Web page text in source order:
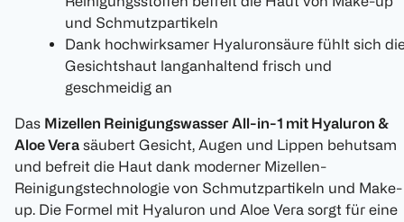
und Schmutzpartikeln
Dank hochwirksamer Hyaluronsäure fühlt sich
Gesichtshaut langanhaltend frisch und
geschmeidig an
Das Mizellen Reinigungswasser All-in-1 mit Hyaluron &
Aloe Vera säubert Gesicht, Augen und Lippen behutsam
und befreit die Haut dank moderner Mizellen-
Reinigungstechnologie von Schmutzpartikeln und Make-
up. Die Formel mit Hyaluron und Aloe Vera sorgt für eine